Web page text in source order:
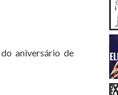
aniversário de